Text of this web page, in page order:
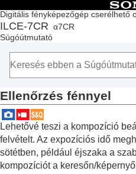
Digitális fényképezőgép cserélhető
ILCE-7CR α7CR
Súgóútmutató
Lap teteje
A „Súgóútmutató” használata
A fényképezőgép és a mellékelt
Alapvető műveletek
A fényképezőgép előkészítése /
műveletek
Funkciók keresése a MENU-ben
A fényképezési funkciók használata
A fejezet tartalma
Felvételi mód választása
Ellenőrzés fénnyel
Lehetővé teszi a kompozíció
felvételt. Az expozíciós idő
sötétben, például éjszaka a
kompozíciót a keresőn/